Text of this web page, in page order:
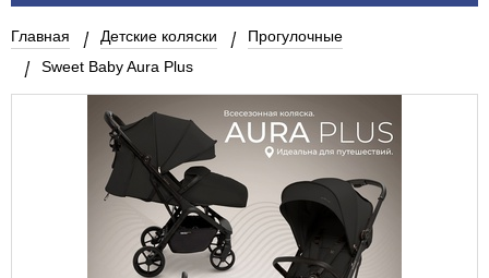
Главная Детские коляски
Прогулочные
Sweet Baby Aura Plus